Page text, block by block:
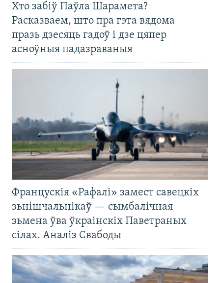
Хто забіў Паўла Шарамета?
Расказваем, што пра гэта вядома
празь дзесяць гадоў і дзе цяпер
асноўныя падазраваныя
Францускія «Рафалі» замест савецкіх
зьнішчальнікаў — сымбалічная
зьмена ўва ўкраінскіх Паветраных
сілах. Аналіз Свабоды